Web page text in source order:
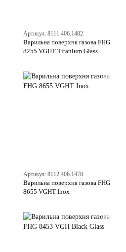
Артикул: 8111.406.1482
Варильна поверхня газова FHG
8255 VGHT Titanium Glass
Артикул: 8112.406.1478
Варильна поверхня газова FHG
8655 VGHT Inox